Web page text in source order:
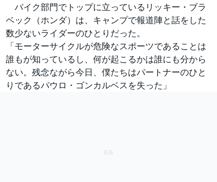
バイク部門でトップに立っているリッキー・ブラ
ベック（ホンダ）は、キャンプで報道陣と話をした
数少ないライダーのひとりだった。
「モーターサイクルが危険なスポーツであることは
誰もが知っているし、何が起こるかは誰にも分から
ない。残念ながら今日、僕たちはパートナーのひと
りであるパウロ・ゴンカルベスを失った」